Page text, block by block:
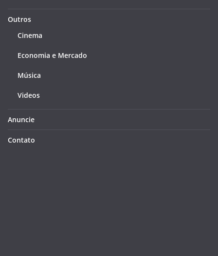
Outros
Cinema
Economia e Mercado
Música
Videos
Anuncie
Contato